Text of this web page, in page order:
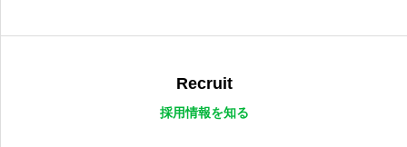
Recruit
採用情報を知る